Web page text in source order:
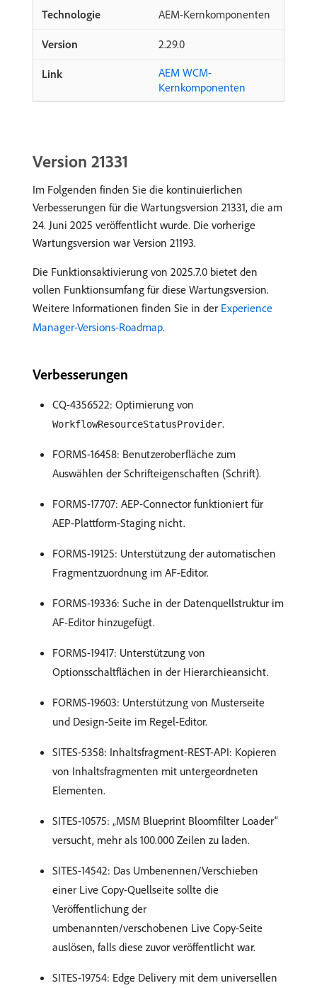
AEM-Kernkomponenten
2.29.0
AEM WCM-
Kernkomponenten
Version 21331
Im Folgenden finden Sie die kontinuierlichen
Verbesserungen für die Wartungsversion 21331, die am
24. Juni 2025 veröffentlicht wurde. Die vorherige
Wartungsversion war Version 21193.
Die Funktionsaktivierung von 2025.7.0 bietet den
vollen Funktionsumfang für diese Wartungsversion.
Weitere Informationen finden Sie in der Experience
Manager-Versions-Roadmap.
Verbesserungen
CQ-4356522: Optimierung von
WorkflowResourceStatusProvider.
FORMS-16458: Benutzeroberfläche zum
Auswählen der Schrifteigenschaften (Schrift).
FORMS-17707: AEP-Connector funktioniert für
AEP-Plattform-Staging nicht.
FORMS-19125: Unterstützung der automatischen
Fragmentzuordnung im AF-Editor.
FORMS-19336: Suche in der Datenquellstruktur im
AF-Editor hinzugefügt.
FORMS-19417: Unterstützung von
Optionsschaltflächen in der Hierarchieansicht.
FORMS-19603: Unterstützung von Musterseite
und Design-Seite im Regel-Editor.
SITES-5358: Inhaltsfragment-REST-API: Kopieren
von Inhaltsfragmenten mit untergeordneten
Elementen.
SITES-10575: „MSM Blueprint Bloomfilter Loader“
versucht, mehr als 100.000 Zeilen zu laden.
SITES-14542: Das Umbenennen/Verschieben
einer Live Copy-Quellseite sollte die
Veröffentlichung der
umbenannten/verschobenen Live Copy-Seite
auslösen, falls diese zuvor veröffentlicht war.
SITES-19754: Edge Delivery mit dem universellen